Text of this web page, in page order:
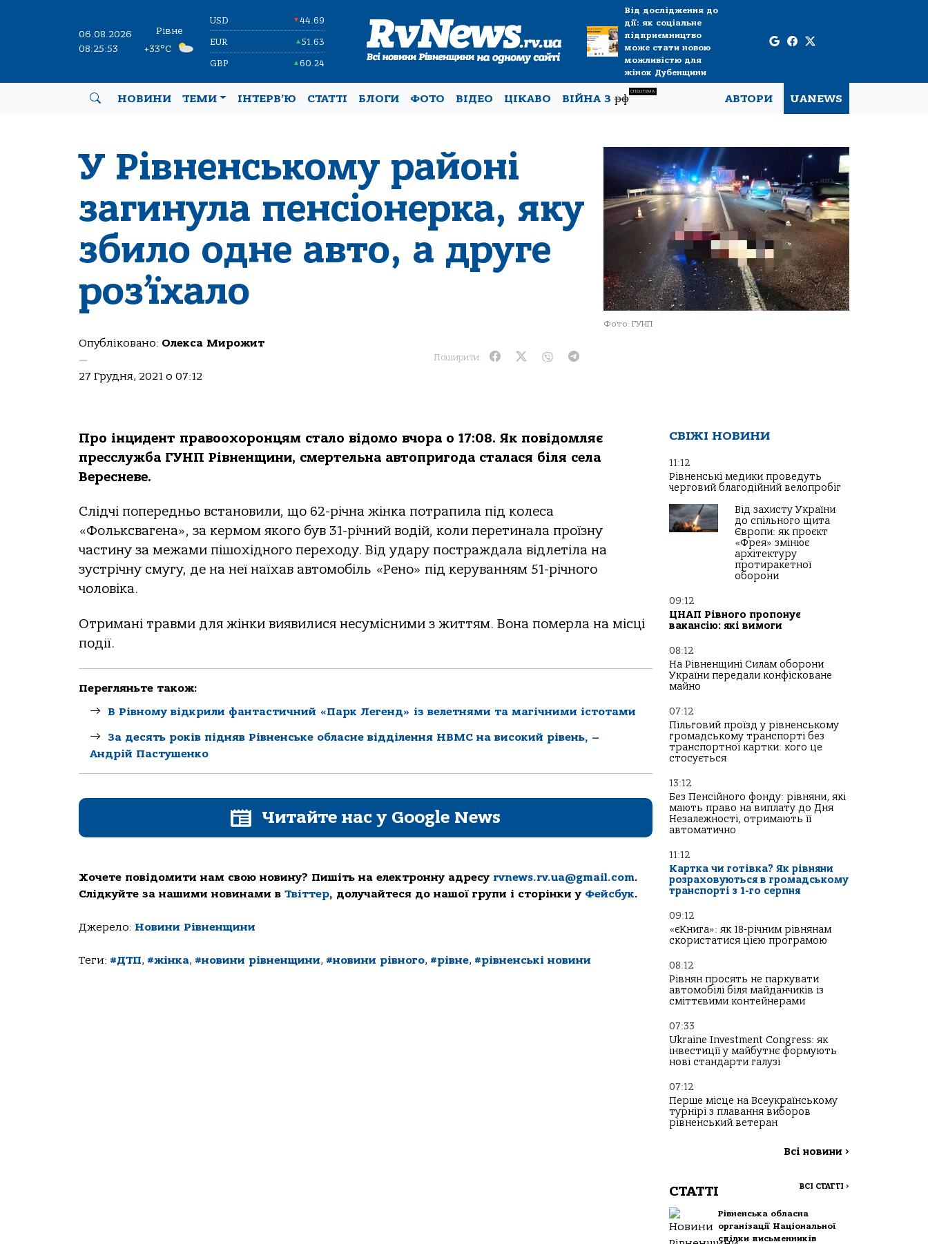
06.08.2026
08:25:53
Рівне
+33°C
USD ▼44.69
EUR ▲51.63
GBP ▲60.24
Від дослідження до
дії: як соціальне
підприємництво
може стати новою
можливістю для
жінок Дубенщини
НОВИНИ ТЕМИ ІНТЕРВ’Ю СТАТТІ БЛОГИ ФОТО ВІДЕО ЦІКАВО ВІЙНА Зрф
СПЕЦТЕМА
АВТОРИ UANEWS
У Рівненському районі
загинула пенсіонерка, яку
збило одне авто, а друге
роз’їхало
Опубліковано: Олекса Мирожит
—
27 Грудня, 2021 о 07:12
Поширити:
Фото: ГУНП
Про інцидент правоохоронцям стало відомо вчора о 17:08. Як повідомляє
пресслужба ГУНП Рівненщини, смертельна автопригода сталася біля села
Вересневе.
Слідчі попередньо встановили, що 62-річна жінка потрапила під колеса
«Фольксвагена», за кермом якого був 31-річний водій, коли перетинала проїзну
частину за межами пішохідного переходу. Від удару постраждала відлетіла на
зустрічну смугу, де на неї наїхав автомобіль «Рено» під керуванням 51-річного
чоловіка.
Отримані травми для жінки виявилися несумісними з життям. Вона померла на місці
події.
Перегляньте також:
В Рівному відкрили фантастичний «Парк Легенд» із велетнями та магічними істотами
За десять років підняв Рівненське обласне відділення НВМС на високий рівень, –
Андрій Пастушенко
Читайте нас у Google News
Хочете повідомити нам свою новину? Пишіть на електронну адресу rvnews.rv.ua@gmail.com.
Слідкуйте за нашими новинами в Твіттер, долучайтеся до нашої групи і сторінки у Фейсбук.
Джерело: Новини Рівненщини
Теги: #ДТП, #жінка, #новини рівненщини, #новини рівного, #рівне, #рівненські новини
СВІЖІ НОВИНИ
11:12
Рівненські медики проведуть
черговий благодійний велопробіг
Від захисту України
до спільного щита
Європи: як проєкт
«Фрея» змінює
архітектуру
протиракетної
оборони
09:12
ЦНАП Рівного пропонує
вакансію: які вимоги
08:12
На Рівненщині Силам оборони
України передали конфісковане
майно
07:12
Пільговий проїзд у рівненському
громадському транспорті без
транспортної картки: кого це
стосується
13:12
Без Пенсійного фонду: рівняни, які
мають право на виплату до Дня
Незалежності, отримають її
автоматично
11:12
Картка чи готівка? Як рівняни
розраховуються в громадському
транспорті з 1-го серпня
09:12
«єКнига»: як 18-річним рівнянам
скористатися цією програмою
08:12
Рівнян просять не паркувати
автомобілі біля майданчиків із
сміттєвими контейнерами
07:33
Ukraine Investment Congress: як
інвестиції у майбутнє формують
нові стандарти галузі
07:12
Перше місце на Всеукраїнському
турнірі з плавання виборов
рівненський ветеран
Всі новини >
СТАТТІ ВСІ СТАТТІ >
Рівненська обласна
організації Національної
спілки письменників